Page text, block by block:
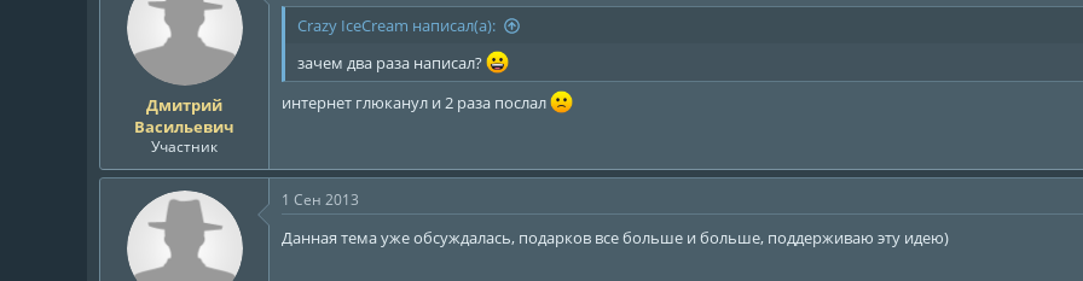
Дмитрий
Васильевич
Участник
Crazy IceCream написал(а):
зачем два раза написал?
интернет глюканул и 2 раза послал
1 Сен 2013
Данная тема уже обсуждалась, подарков все больше и больше, поддерживаю эту идею)